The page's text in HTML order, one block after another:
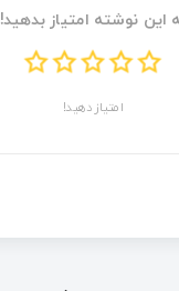
این نوشته امتیاز بدهید!
امتیاز دهید!